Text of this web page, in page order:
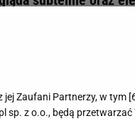
dosłownie się na
jej Zaufani Partnerzy, w tym [
sp. z o.o., będą